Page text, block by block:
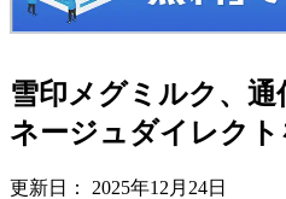
雪印メグミルク、
ネージュダイレク
更新日： 2025年12月24日